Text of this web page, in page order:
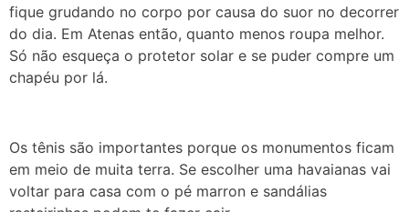
fique grudando no corpo por causa do suor no decorrer
do dia. Em Atenas então, quanto menos roupa melhor.
Só não esqueça o protetor solar e se puder compre um
chapéu por lá.
Os tênis são importantes porque os monumentos ficam
em meio de muita terra. Se escolher uma havaianas vai
voltar para casa com o pé marron e sandálias